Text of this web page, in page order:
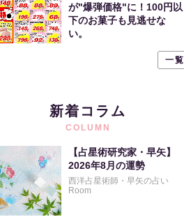
が"爆弾価格"に！100円以
下のお菓子も見逃せな
い。
一覧
新着コラム
COLUMN
【占星術研究家・早矢】
2026年8月の運勢
西洋占星術師・早矢の占い
Room